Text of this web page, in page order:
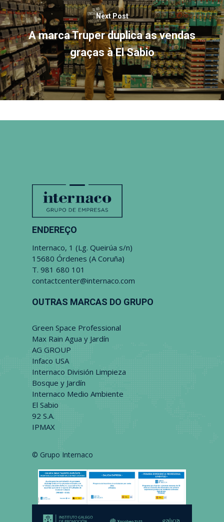
Next Post
A marca Truper duplica as vendas
graças à El Sabio
ENDEREÇO
Internaco, 1 (Lg. Queirúa s/n)
15680 Órdenes (A Coruña)
T. 981 680 101
contactcenter@internaco.com
OUTRAS MARCAS DO GRUPO
Green Space Professional
Max Rain Agua y Jardín
AG GROUP
Infaco USA
Internaco División Limpieza
Bosque y Jardín
Internaco Medio Ambiente
El Sabio
92 S.A.
IPMAX
© Grupo Internaco